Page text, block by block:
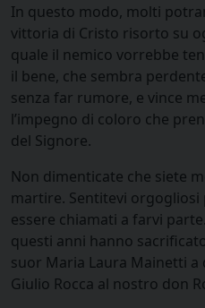
In questo modo, molti
vittoria di Cristo risorto su
quale il nemico vorrebbe
il bene, che sembra
senza far rumore, e vince
l’impegno di coloro che
del Signore.
Non dimenticate che siete
martire. Sentitevi
essere chiamati a farvi
questi anni hanno
suor Maria Laura Mainetti a
Giulio Rocca al nostro don